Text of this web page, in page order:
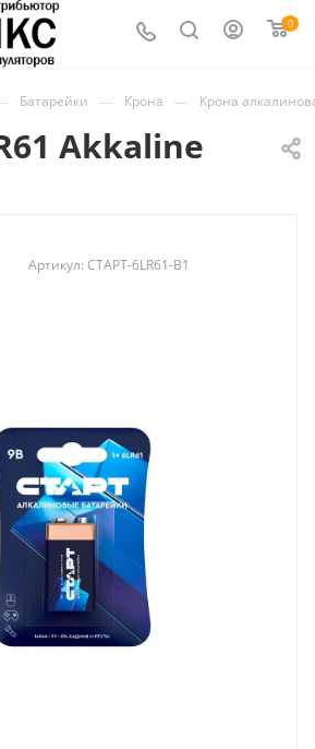
0
Батарейки — Крона — Крона
Akkaline
Артикул: СТАРТ-6LR61-B1